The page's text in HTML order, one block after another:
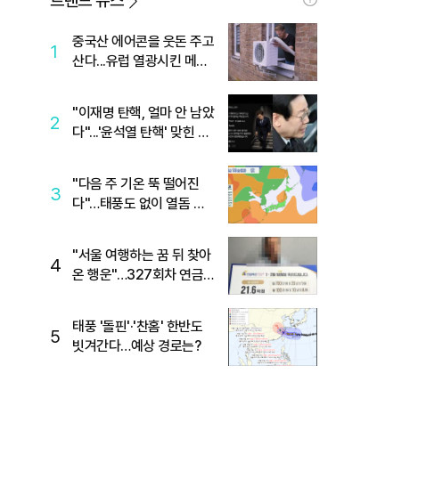
1
중국산 에어콘을 웃돈 주고
산다...유럽 열광시킨 메이
2
"이재명 탄핵, 얼마 안 남았
다"...'윤석열 탄핵' 맞힌 무
3
"다음 주 기온 뚝 떨어진
다"…태풍도 없이 열돔 박
4
"서울 여행하는 꿈 뒤 찾아
온 행운"…327회차 연금
5
태풍 '돌핀'·'찬홈' 한반도
빗겨간다…예상 경로는?